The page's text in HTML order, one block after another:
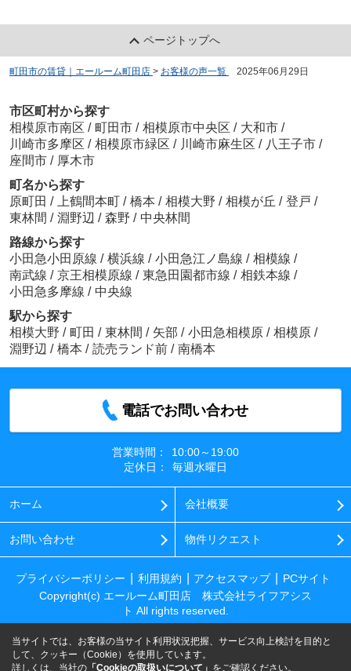
ページトップへ
町田市の賃貸｜エールーム町田店 > お客様の声一覧 2025年06月29日
市区町村から探す
相模原市南区 / 町田市 / 相模原市中央区 / 大和市 /
川崎市多摩区 / 相模原市緑区 / 川崎市麻生区 / 八王子市 /
座間市 / 厚木市
町名から探す
原町田 / 上鶴間本町 / 橋本 / 相模大野 / 相模が丘 / 登戸 /
東林間 / 淵野辺 / 森野 / 中央林間
路線から探す
小田急小田原線 / 横浜線 / 小田急江ノ島線 / 相模線 /
南武線 / 京王相模原線 / 東急田園都市線 / 相鉄本線 /
小田急多摩線 / 中央線
駅から探す
相模大野 / 町田 / 東林間 / 矢部 / 小田急相模原 / 相模原 /
淵野辺 / 橋本 / 読売ランド前 / 南橋本
電話でお問い合わせ
営業時間：
10:00～19:00
定休日：
毎週水曜日
ホーム 会社概要
お問い合わせ 物件リクエスト
プライバシーポリシー 利用規約 アクセスマップ
PCサイト
Copyright(c) エールーム町田店 株式会社ライフアシス
ト All rights reserved.
当サイトでは、お客様の当サイト利用状況把握、サービス向上検討を目的と
して、クッキー（Cookie）を使用しています。
詳しくは、当社の 「Cookieの取扱いについて」 をご確認ください。